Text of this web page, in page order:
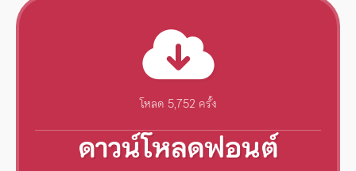
โหลด 5,752 ครั้ง
ดาวน์โหลดฟอนต์